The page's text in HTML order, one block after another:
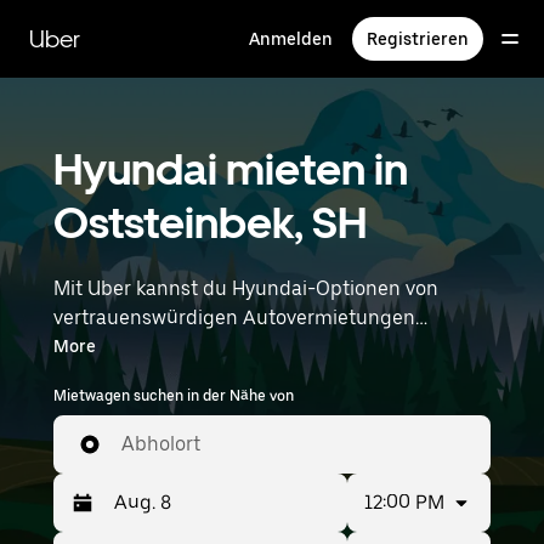
zum
Hauptinhalt
Uber Anmelden Registrieren
Hyundai mieten in
Oststeinbek, SH
Mit Uber kannst du Hyundai-Optionen von
vertrauenswürdigen Autovermietungen
durchstöbern. Finde den richtigen Leihwagen
von Hyundai für Besorgungen, Roadtrips oder
tägliche Fahrten. Egal, ob du Preis, Größe oder
Stil priorisierst: Hier findest du Optionen, die
deinen Wünschen entsprechen. Gib deine Zeit-
und Standortangaben (z. B. Hamburg Airport)
ein, um Hyundai-Vermietungen in deiner Nähe
More
Mietwagen suchen in der Nähe von
Abholort
12:00 PM